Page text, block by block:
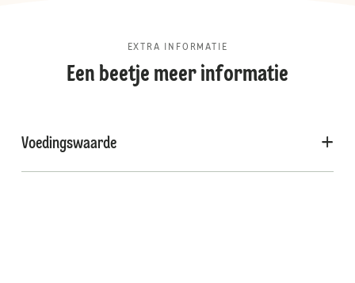
EXTRA INFORMATIE
Een beetje meer informatie
Voedingswaarde